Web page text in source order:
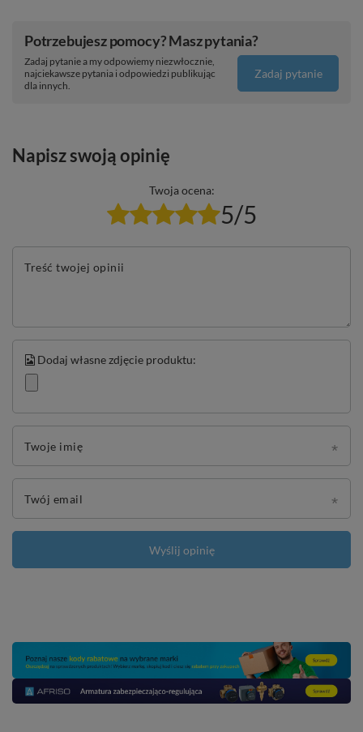
Potrzebujesz pomocy? Masz pytania?
Zadaj pytanie a my odpowiemy niezwłocznie,
najciekawsze pytania i odpowiedzi publikując
dla innych.
Zadaj pytanie
Napisz swoją opinię
Twoja ocena:
5/5
Treść twojej opinii
Dodaj własne zdjęcie produktu:
Twoje imię
Twój email
Wyślij opinię